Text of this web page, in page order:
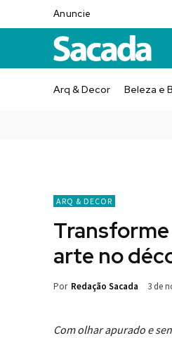
Anuncie
Arq & Decor Beleza e
ARQ & DECOR
Transforme
arte no
Por Redação Sacada 3 de
Com olhar apurado e